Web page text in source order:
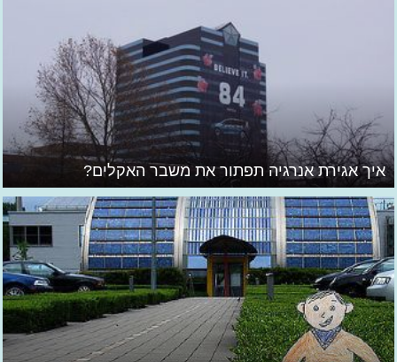
איך אגירת אנרגיה תפתור את משבר האקלים?